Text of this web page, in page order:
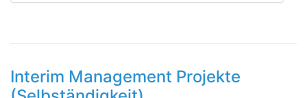
Interim Management Projekte